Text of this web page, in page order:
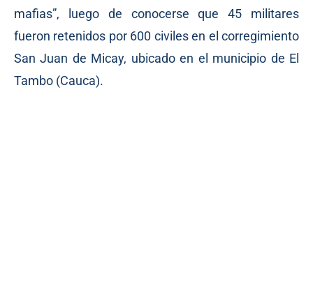
mafias”, luego de conocerse que 45 militares
fueron retenidos por 600 civiles en el corregimiento
San Juan de Micay, ubicado en el municipio de El
Tambo (Cauca).